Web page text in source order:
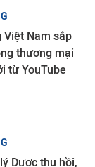
Nam sắp
thương mại
từ YouTube
Dược thu hồi,